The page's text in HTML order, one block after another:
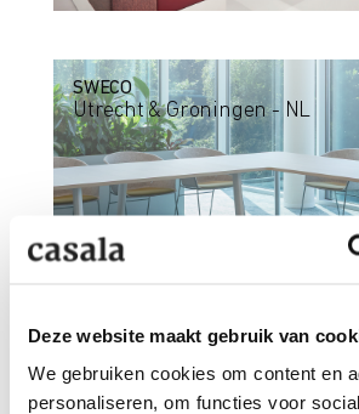
Deze website maakt gebruik van
We gebruiken cookies om content en
personaliseren, om functies voor
SWECO
Utrecht & Groningen - NL
Lille - FR